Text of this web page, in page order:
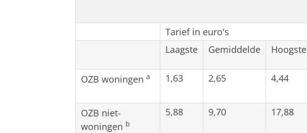
Tarief in euro's
Laagste Gemiddelde Hoogste
OZB woningen a 1,63 2,65 4,44
OZB niet-
woningen b
5,88 9,70 17,88